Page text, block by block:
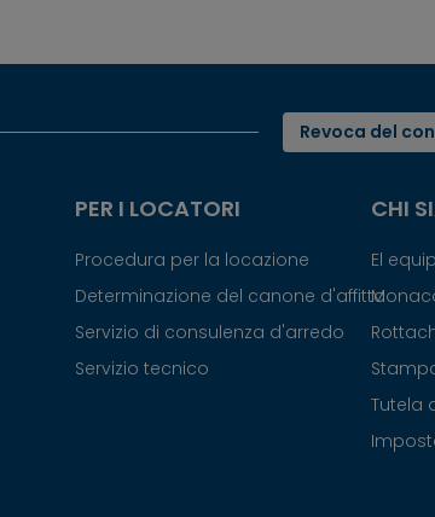
Revoca del
PER I LOCATORI
Procedura per la locazione
Determinazione del canone d'affitto
Servizio di consulenza d'arredo
Servizio tecnico
CHI
El
Tutela